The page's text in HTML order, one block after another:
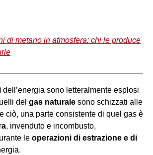
di metano in atmosfera: chi le produce
dell’energia sono letteralmente esplosi
del gas naturale sono schizzati alle
ciò, una parte consistente di quel gas è
, invenduto e incombusto,
le operazioni di estrazione e di